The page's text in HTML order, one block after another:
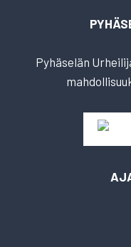
Pyhäselän